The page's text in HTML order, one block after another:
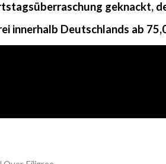
geknackt,
innerhalb Deutschlands ab